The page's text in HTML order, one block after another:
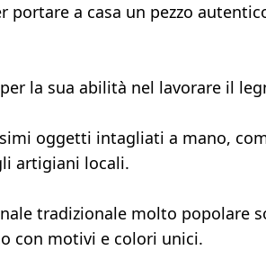
portare a casa un pezzo
la sua abilità nel lavorare il
oggetti intagliati a mano,
artigiani locali.
tradizionale molto popolare
con motivi e colori unici.